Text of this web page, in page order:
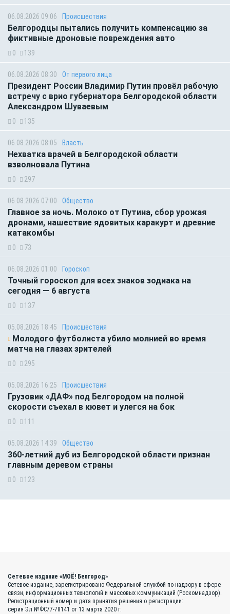
06.08.2026 09:06 Происшествия
Белгородцы пытались получить компенсацию за
фиктивные дроновые повреждения авто
0 139
06.08.2026 08:30 От первого лица
Президент России Владимир Путин провёл рабочую
встречу с врио губернатора Белгородской области
Александром Шуваевым
0 135
06.08.2026 08:05 Власть
Нехватка врачей в Белгородской области
взволновала Путина
0 297
06.08.2026 07:00 Общество
Главное за ночь. Молоко от Путина, сбор урожая
дронами, нашествие ядовитых каракурт и древние
катакомбы
0 73
06.08.2026 01:00 Гороскоп
Точный гороскоп для всех знаков зодиака на
сегодня — 6 августа
0 137
05.08.2026 18:45 Происшествия
Молодого футболиста убило молнией во время
матча на глазах зрителей
0 295
05.08.2026 16:25 Происшествия
Грузовик «ДАФ» под Белгородом на полной
скорости съехал в кювет и улегся на бок
0 111
05.08.2026 14:39 Общество
360-летний дуб из Белгородской области признан
главным деревом страны
0 123
Сетевое издание «МОЁ! Белгород»
Сетевое издание, зарегистрировано Федеральной службой по надзору в сфере
связи, информационных технологий и массовых коммуникаций (Роскомнадзор).
Регистрационный номер и дата принятия решения о регистрации:
серия Эл №ФС77-78141 от 13 марта 2020 г.